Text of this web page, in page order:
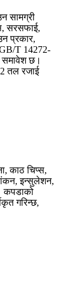
सामग्री
सरसफाई,
प्रकार,
T 14272-
छ।
तल रजाई
काठ चिप्स,
इन्सुलेशन,
कपडाको
गरिन्छ,